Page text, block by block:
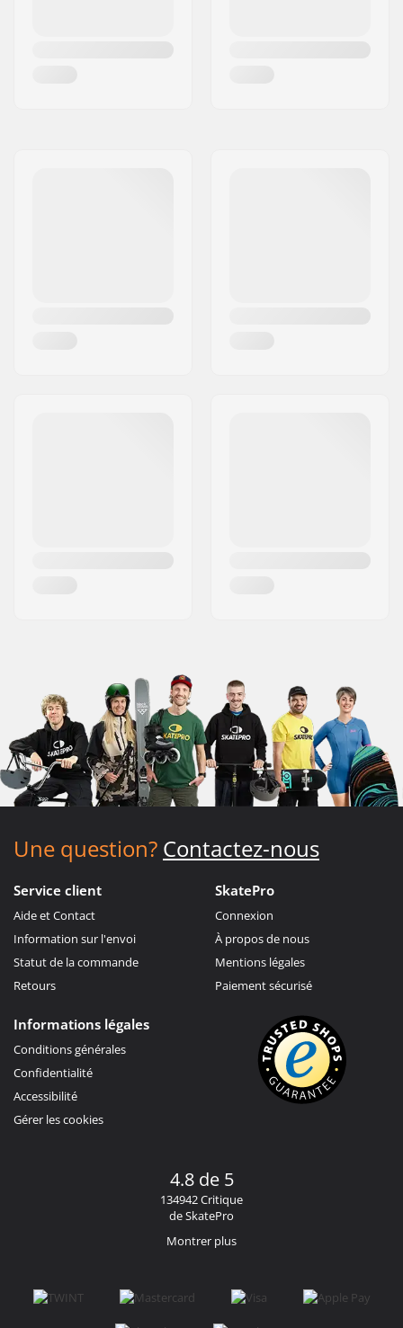
Une question? Contactez-nous
Service client
Aide et Contact
Information sur l'envoi
Statut de la commande
Retours
SkatePro
Connexion
À propos de nous
Mentions légales
Paiement sécurisé
Informations légales
Conditions générales
Confidentialité
Accessibilité
Gérer les cookies
4.8 de 5
134942 Critique
de SkatePro
Montrer plus